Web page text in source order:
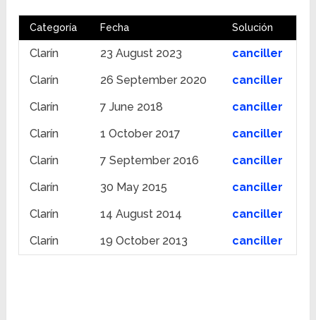
Categoría Fecha Solución
Clarín 23 August 2023
canciller
Clarín
26 September 2020
canciller
Clarín
7 June 2018
canciller
Clarín
1 October 2017
canciller
Clarín
7 September 2016
canciller
Clarín
30 May 2015
canciller
Clarín
14 August 2014
canciller
Clarín
19 October 2013 canciller